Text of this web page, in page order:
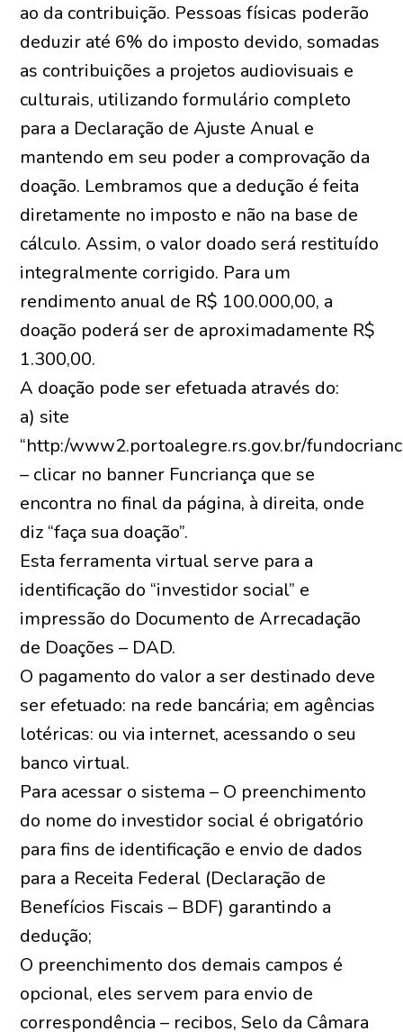
ao da contribuição. Pessoas físicas poderão
deduzir até 6% do imposto devido, somadas
as contribuições a projetos audiovisuais e
culturais, utilizando formulário completo
para a Declaração de Ajuste Anual e
mantendo em seu poder a comprovação da
doação. Lembramos que a dedução é feita
diretamente no imposto e não na base de
cálculo. Assim, o valor doado será restituído
integralmente corrigido. Para um
rendimento anual de R$ 100.000,00, a
doação poderá ser de aproximadamente R$
1.300,00.
A doação pode ser efetuada através do:
a) site
“http:/www2.portoalegre.rs.gov.br/
– clicar no banner Funcriança que se
encontra no final da página, à direita, onde
diz “faça sua doação”.
Esta ferramenta virtual serve para a
identificação do “investidor social” e
impressão do Documento de Arrecadação
de Doações – DAD.
O pagamento do valor a ser destinado deve
ser efetuado: na rede bancária; em agências
lotéricas: ou via internet, acessando o seu
banco virtual.
Para acessar o sistema – O preenchimento
do nome do investidor social é obrigatório
para fins de identificação e envio de dados
para a Receita Federal (Declaração de
Benefícios Fiscais – BDF) garantindo a
dedução;
O preenchimento dos demais campos é
opcional, eles servem para envio de
correspondência – recibos, Selo da Câmara